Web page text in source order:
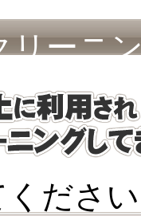
リーニ
くださ